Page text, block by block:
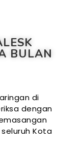
BULAN
di
dengan
Kota